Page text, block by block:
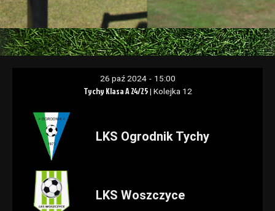
26 paź 2024 - 15:00
Tychy Klasa A 24/25 | Kolejka 12
LKS Ogrodnik Tychy
LKS Woszczyce